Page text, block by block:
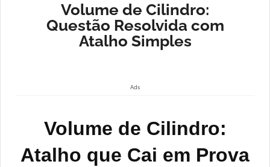
Volume de Cilindro:
Questão Resolvida com
Atalho Simples
Ads
Volume de Cilindro:
Atalho que Cai em Prova